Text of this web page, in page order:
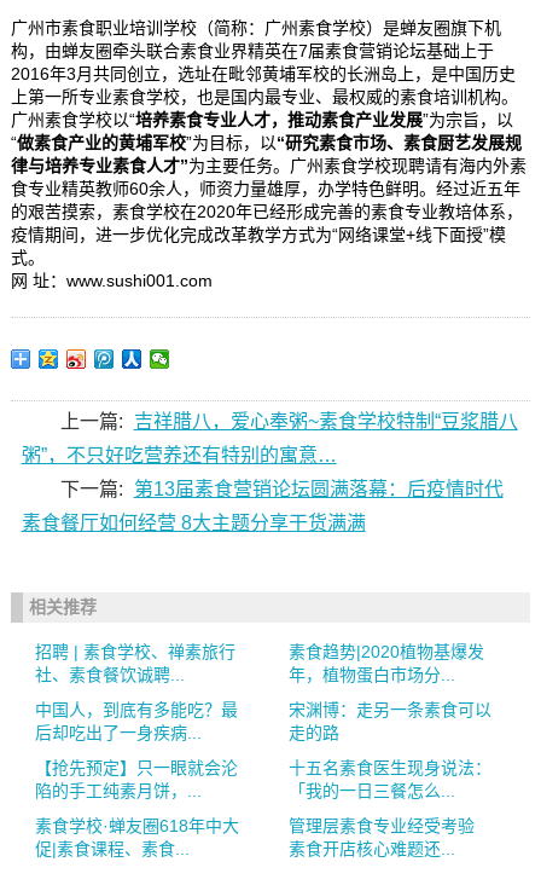
广州市素食职业培训学校（简称：广州素食学校）是蝉友圈旗下机
构，由蝉友圈牵头联合素食业界精英在7届素食营销论坛基础上于
2016年3月共同创立，选址在毗邻黄埔军校的长洲岛上，是中国历史
上第一所专业素食学校，也是国内最专业、最权威的素食培训机构。
广州素食学校以“培养素食专业人才，推动素食产业发展”为宗旨，以
“做素食产业的黄埔军校”为目标，以“研究素食市场、素食厨艺发展规
律与培养专业素食人才”为主要任务。广州素食学校现聘请有海内外素
食专业精英教师60余人，师资力量雄厚，办学特色鲜明。经过近五年
的艰苦摸索，素食学校在2020年已经形成完善的素食专业教培体系，
疫情期间，进一步优化完成改革教学方式为“网络课堂+线下面授”模
式。
网 址：www.sushi001.com
上一篇:
吉祥腊八，爱心奉粥~素食学校特制“豆浆腊八
粥”，不只好吃营养还有特别的寓意…
下一篇:
第13届素食营销论坛圆满落幕：后疫情时代
素食餐厅如何经营 8大主题分享干货满满
相关推荐
招聘 | 素食学校、禅素旅行
社、素食餐饮诚聘...
素食趋势|2020植物基爆发
年，植物蛋白市场分...
中国人，到底有多能吃？最
后却吃出了一身疾病...
宋渊博：走另一条素食可以
走的路
【抢先预定】只一眼就会沦
陷的手工纯素月饼，...
十五名素食医生现身说法：
「我的一日三餐怎么...
素食学校·蝉友圈618年中大
促|素食课程、素食...
管理层素食专业经受考验
素食开店核心难题还...